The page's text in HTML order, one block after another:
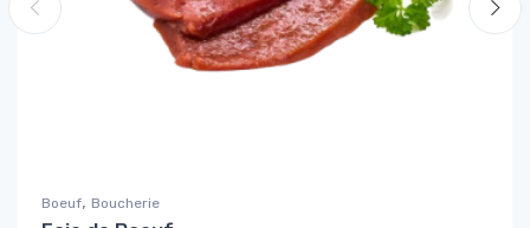
Boeuf, Boucherie